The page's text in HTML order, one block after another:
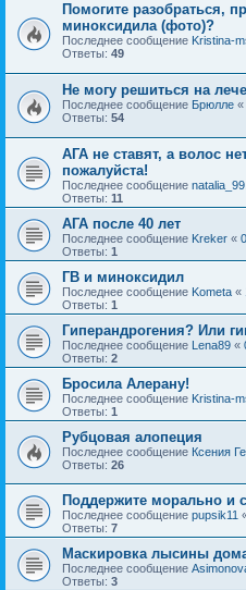
Помогите разобраться,
миноксидила (фото)?
Последнее сообщение Kristina-
Ответы: 49
Не могу решиться на
Последнее сообщение Брюлле «
Ответы: 54
АГА не ставят, а волос
пожалуйста!
Последнее сообщение
Ответы: 11
АГА после 40 лет
Последнее сообщение Kreker «
Ответы: 1
ГВ и миноксидил
Последнее сообщение Kometa «
Ответы: 1
Гиперандрогения? Или
Последнее сообщение Lena89 «
Ответы: 2
Бросила Алерану!
Последнее сообщение Kristina-
Ответы: 1
Рубцовая алопеция
Последнее сообщение Ксения
Ответы: 26
Поддержите морально и
Последнее сообщение pupsik11
Ответы: 7
Маскировка лысины
Последнее сообщение
Ответы: 3